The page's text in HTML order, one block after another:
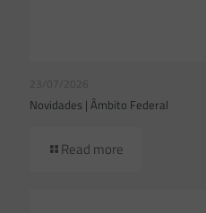
23/07/2026
Novidades | Âmbito Federal
Read more